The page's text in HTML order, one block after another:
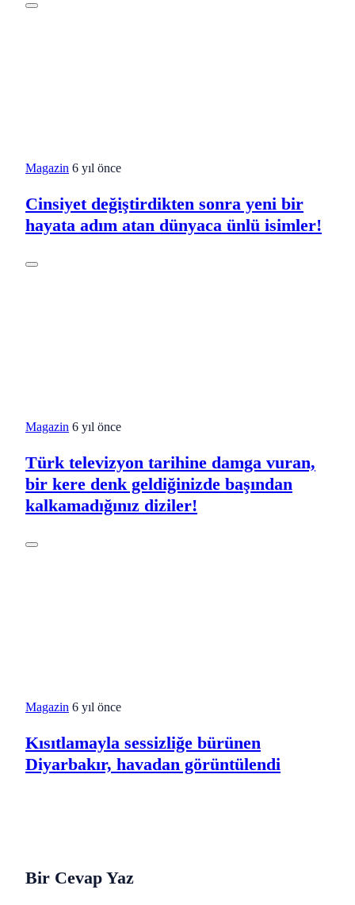
Magazin 6 yıl önce
Cinsiyet değiştirdikten sonra yeni bir
hayata adım atan dünyaca ünlü isimler!
Magazin 6 yıl önce
Türk televizyon tarihine damga vuran,
bir kere denk geldiğinizde başından
kalkamadığınız diziler!
Magazin 6 yıl önce
Kısıtlamayla sessizliğe bürünen
Diyarbakır, havadan görüntülendi
Bir Cevap Yaz